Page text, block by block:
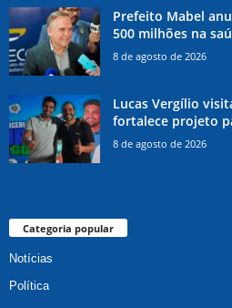
Prefeito Mabel
500 milhões na
8 de agosto de 2026
Lucas Vergílio
fortalece projeto
8 de agosto de 2026
Categoria popular
Notícias
Política